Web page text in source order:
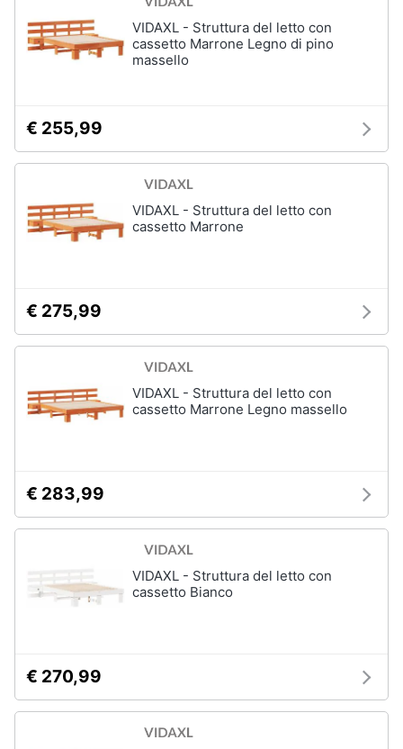
VIDAXL - Struttura del letto con
cassetto Marrone Legno di pino
massello
€ 255,99
VIDAXL - Struttura del letto con
cassetto Marrone
€ 275,99
VIDAXL - Struttura del letto con
cassetto Marrone Legno massello
€ 283,99
VIDAXL - Struttura del letto con
cassetto Bianco
€ 270,99